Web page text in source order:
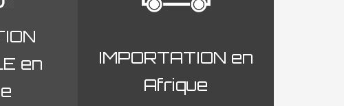
en
IMPORTATION en
Afrique